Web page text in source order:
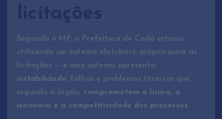
licitações
Segundo o MP, a Prefeitura de Codó estaria
utilizando um sistema eletrônico próprio para as
licitações — e esse sistema apresenta
instabilidade, falhas e problemas técnicos que,
segundo o órgão, comprometem a lisura, a
isonomia e a competitividade dos processos.